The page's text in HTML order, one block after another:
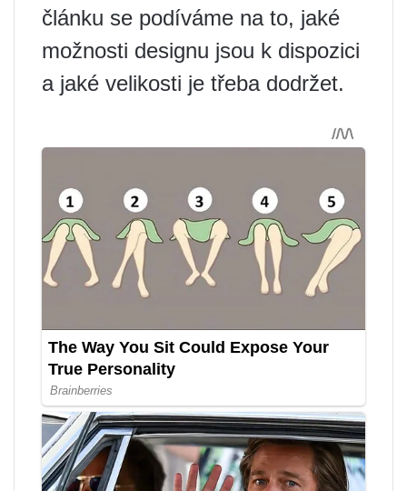
článku se podíváme na to, jaké
možnosti designu jsou k dispozici
a jaké velikosti je třeba dodržet.